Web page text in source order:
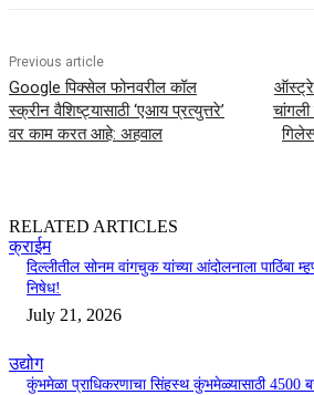
Previous article
Google पिक्सेल फोनवरील कॉल
स्क्रीन वैशिष्ट्यासाठी ‘एआय प्रत्युत्तरे’
वर काम करत आहे: अहवाल
RELATED ARTICLES
क्राईम
दिल्लीतील सोनम वांगचुक यांच्या आंदोलनाला
निषेध!
July 21, 2026
उद्योग
कुंभमेळा प्राधिकरणाचा सिंहस्थ कुंभमेळ्यासाठी 4500